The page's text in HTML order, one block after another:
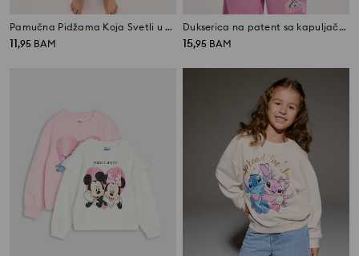
Pamučna Pidžama Koja Svetli u Mraku PAW Patrol
11,95 BAM
Dukserica na patent sa kapuljačom Barbie Active
15,95 BAM